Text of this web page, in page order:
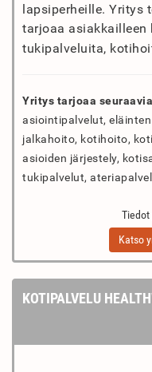
lapsiperheille. Yritys
tarjoaa asiakkailleen
tukipalveluita,
Yritys tarjoaa
asiointipalvelut,
jalkahoito, kotihoito,
asioiden järjestely,
tukipalvelut,
Katso
KOTIPALVELU